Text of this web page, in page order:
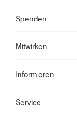
Spenden
Mitwirken
Informieren
Service